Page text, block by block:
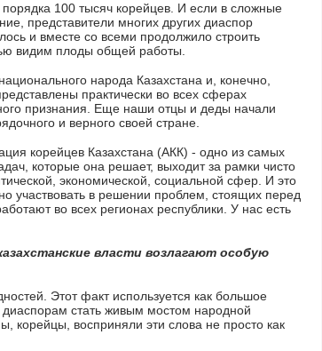
100 тысяч корейцев. И если в сложные
представители многих других диаспор
и вместе со всеми продолжило строить
видим плоды общей работы.
народа Казахстана и, конечно,
практически во всех сферах
признания. Еще наши отцы и деды начали
и верного своей стране.
корейцев Казахстана (АКК) - одно из самых
которые она решает, выходит за рамки чисто
экономической, социальной сфер. И это
участвовать в решении проблем, стоящих перед
во всех регионах республики. У нас есть
власти возлагают особую
Этот факт используется как большое
стать живым мостом народной
корейцы, восприняли эти слова не просто как